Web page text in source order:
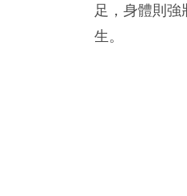
足，身體則
生。